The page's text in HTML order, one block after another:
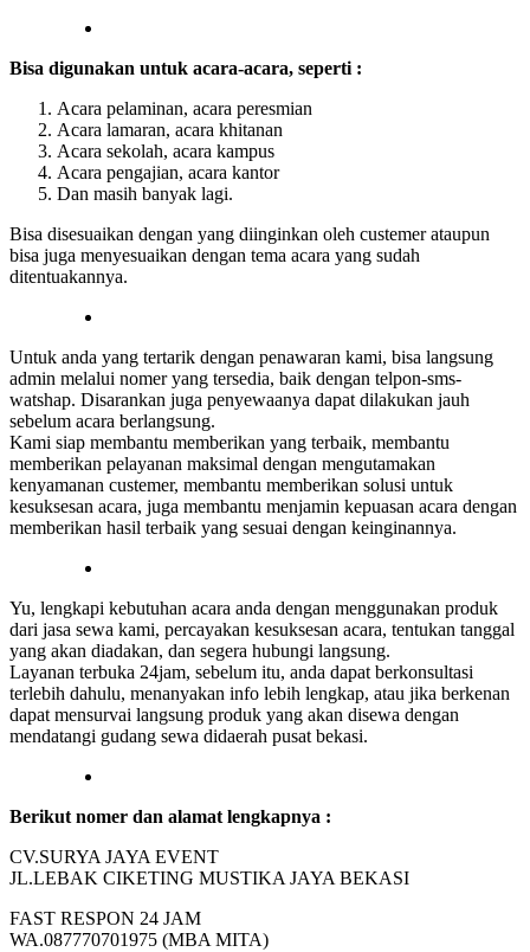
Bisa digunakan untuk acara-acara, seperti :
Acara pelaminan, acara peresmian
Acara lamaran, acara khitanan
Acara sekolah, acara kampus
Acara pengajian, acara kantor
Dan masih banyak lagi.
Bisa disesuaikan dengan yang diinginkan oleh custemer ataupun
bisa juga menyesuaikan dengan tema acara yang sudah
ditentuakannya.
Untuk anda yang tertarik dengan penawaran kami, bisa langsung
admin melalui nomer yang tersedia, baik dengan telpon-sms-
watshap. Disarankan juga penyewaanya dapat dilakukan jauh
sebelum acara berlangsung.
Kami siap membantu memberikan yang terbaik, membantu
memberikan pelayanan maksimal dengan mengutamakan
kenyamanan custemer, membantu memberikan solusi untuk
kesuksesan acara, juga membantu menjamin kepuasan acara dengan
memberikan hasil terbaik yang sesuai dengan keinginannya.
Yu, lengkapi kebutuhan acara anda dengan menggunakan produk
dari jasa sewa kami, percayakan kesuksesan acara, tentukan tanggal
yang akan diadakan, dan segera hubungi langsung.
Layanan terbuka 24jam, sebelum itu, anda dapat berkonsultasi
terlebih dahulu, menanyakan info lebih lengkap, atau jika berkenan
dapat mensurvai langsung produk yang akan disewa dengan
mendatangi gudang sewa didaerah pusat bekasi.
Berikut nomer dan alamat lengkapnya :
CV.SURYA JAYA EVENT
JL.LEBAK CIKETING MUSTIKA JAYA BEKASI
FAST RESPON 24 JAM
WA.087770701975 (MBA MITA)